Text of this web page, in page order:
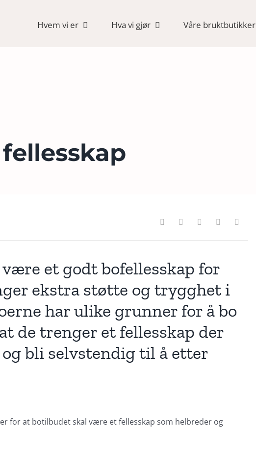
Hvem vi er Hva vi gjør Våre bruktbutikker
et godt bofellesskap for
ekstra støtte og trygghet i
har ulike grunner for å bo
de trenger et fellesskap der
bli selvstendig til å etter
for at botilbudet skal være et fellesskap som helbreder og